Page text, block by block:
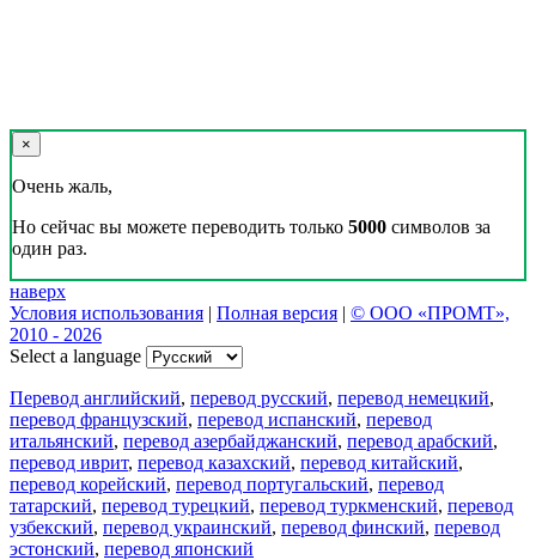
×
Очень жаль,
Но сейчас вы можете переводить только 5000 символов за
один раз.
наверх
Условия использования | Полная версия | © ООО «ПРОМТ»,
2010 - 2026
Select a language
Перевод английский, перевод русский, перевод немецкий,
перевод французский, перевод испанский, перевод
итальянский, перевод азербайджанский, перевод арабский,
перевод иврит, перевод казахский, перевод китайский,
перевод корейский, перевод португальский, перевод
татарский, перевод турецкий, перевод туркменский, перевод
узбекский, перевод украинский, перевод финский, перевод
эстонский, перевод японский